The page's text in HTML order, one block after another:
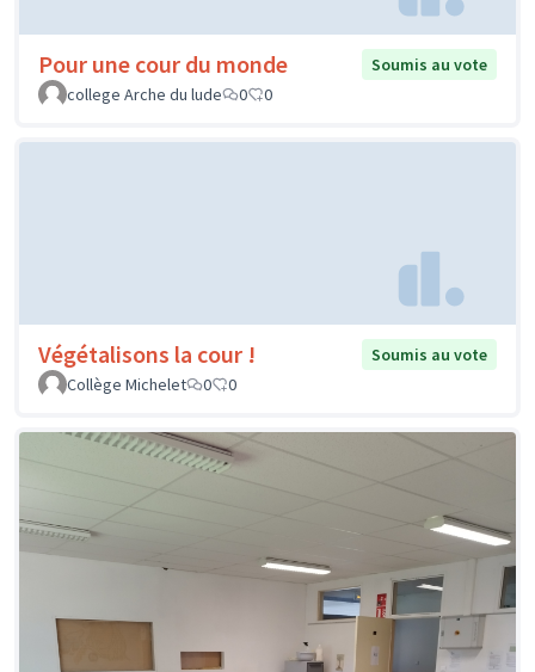
Pour une cour du monde
Soumis au vote
college Arche du lude
0 0
Végétalisons la cour !
Soumis au vote
Collège Michelet
0 0